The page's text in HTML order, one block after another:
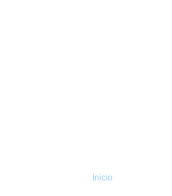
Inicio